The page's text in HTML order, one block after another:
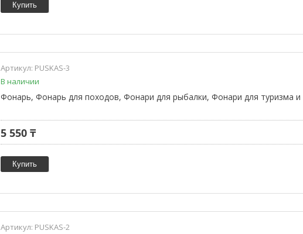
Купить
PUSKAS-3
В наличии
Фонарь, Фонарь для походов, Фонари для рыбалки, Фонари для туризма и
5 550 ₸
Купить
PUSKAS-2